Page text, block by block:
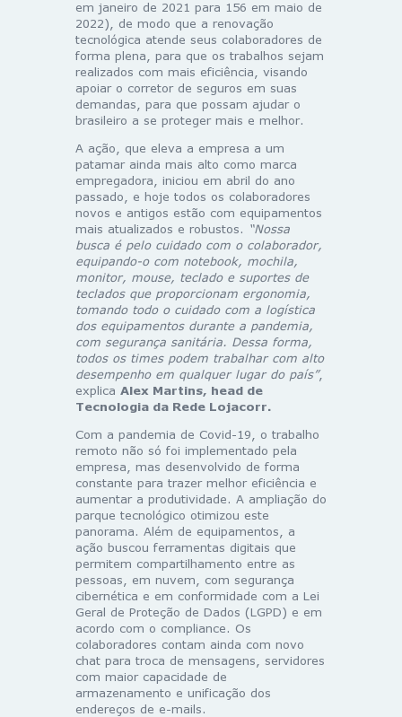
em janeiro de 2021 para 156 em maio de
2022), de modo que a renovação
tecnológica atende seus colaboradores de
forma plena, para que os trabalhos sejam
realizados com mais eficiência, visando
apoiar o corretor de seguros em suas
demandas, para que possam ajudar o
brasileiro a se proteger mais e melhor.
A ação, que eleva a empresa a um
patamar ainda mais alto como marca
empregadora, iniciou em abril do ano
passado, e hoje todos os colaboradores
novos e antigos estão com equipamentos
mais atualizados e robustos. “Nossa
busca é pelo cuidado com o colaborador,
equipando-o com notebook, mochila,
monitor, mouse, teclado e suportes de
teclados que proporcionam ergonomia,
tomando todo o cuidado com a logística
dos equipamentos durante a pandemia,
com segurança sanitária. Dessa forma,
todos os times podem trabalhar com alto
desempenho em qualquer lugar do país”,
explica Alex Martins, head de
Tecnologia da Rede Lojacorr.
Com a pandemia de Covid-19, o trabalho
remoto não só foi implementado pela
empresa, mas desenvolvido de forma
constante para trazer melhor eficiência e
aumentar a produtividade. A ampliação do
parque tecnológico otimizou este
panorama. Além de equipamentos, a
ação buscou ferramentas digitais que
permitem compartilhamento entre as
pessoas, em nuvem, com segurança
cibernética e em conformidade com a Lei
Geral de Proteção de Dados (LGPD) e em
acordo com o compliance. Os
colaboradores contam ainda com novo
chat para troca de mensagens, servidores
com maior capacidade de
armazenamento e unificação dos
endereços de e-mails.